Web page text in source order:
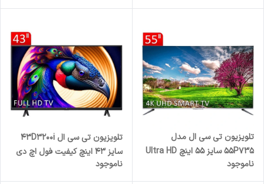
تلویزیون تی سی ال مدل
55P735 سایز ۵۵ اینچ Ultra HD
4K
ناموجود
تلویزیون تی سی ال 43D3200i
سایز ۴۳ اینچ کیفیت فول اچ دی
ال ای دی
ناموجود